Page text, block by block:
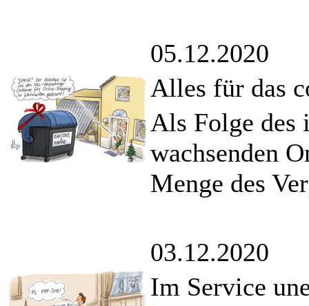
05.12.2020
Alles für das
Als Folge des
wachsenden
Menge des
03.12.2020
Im Service